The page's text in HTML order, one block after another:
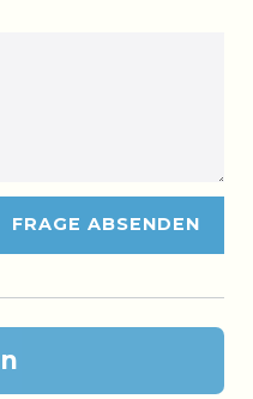
FRAGE ABSENDEN